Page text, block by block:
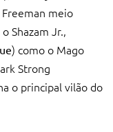
meio
Shazam Jr.,
) como o Mago
Strong
o principal vilão do